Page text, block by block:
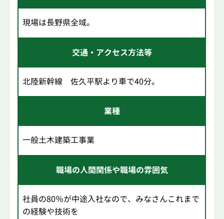
現場は長野県全域。
交通・アクセス方法等
北陸新幹線 佐久平駅より車で40分。
業種
一般土木建築工事業
職場の人間関係や職場の雰囲気
社員の80％が中途入社なので、みなさんこれまで
の経験や技術を